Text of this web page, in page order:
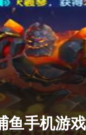
鱼手机游